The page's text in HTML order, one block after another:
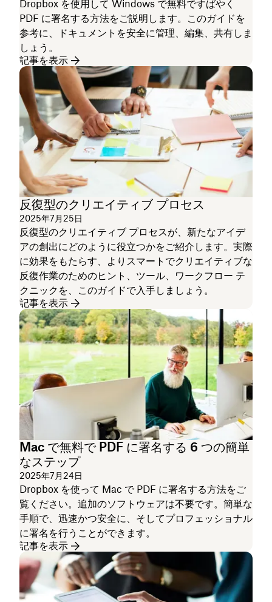
Dropbox を使用して Windows で無料ですばやく
PDF に署名する方法をご説明します。このガイドを
参考に、ドキュメントを安全に管理、編集、共有しま
しょう。
記事を表示
反復型のクリエイティブ プロセス
2025年7月25日
反復型のクリエイティブ プロセスが、新たなアイデ
アの創出にどのように役立つかをご紹介します。実際
に効果をもたらす、よりスマートでクリエイティブな
反復作業のためのヒント、ツール、ワークフロー テ
クニックを、このガイドで入手しましょう。
記事を表示
Mac で無料で PDF に署名する 6 つの簡単
なステップ
2025年7月24日
Dropbox を使って Mac で PDF に署名する方法をご
覧ください。追加のソフトウェアは不要です。簡単な
手順で、迅速かつ安全に、そしてプロフェッショナル
に署名を行うことができます。
記事を表示